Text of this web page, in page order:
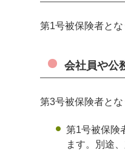
第1号被保険者と
会社員や公
第3号被保険者と
第1号被保険
ます。別途